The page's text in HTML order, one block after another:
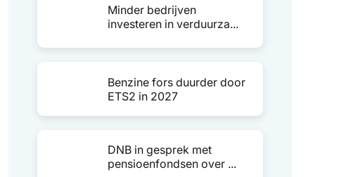
Minder bedrijven
investeren in verduurza...
Benzine fors duurder door
ETS2 in 2027
DNB in gesprek met
pensioenfondsen over ...